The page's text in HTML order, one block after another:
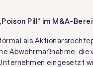
Pill“ im M&A-
formal als
Abwehrmaßnahme, die
eingesetzt